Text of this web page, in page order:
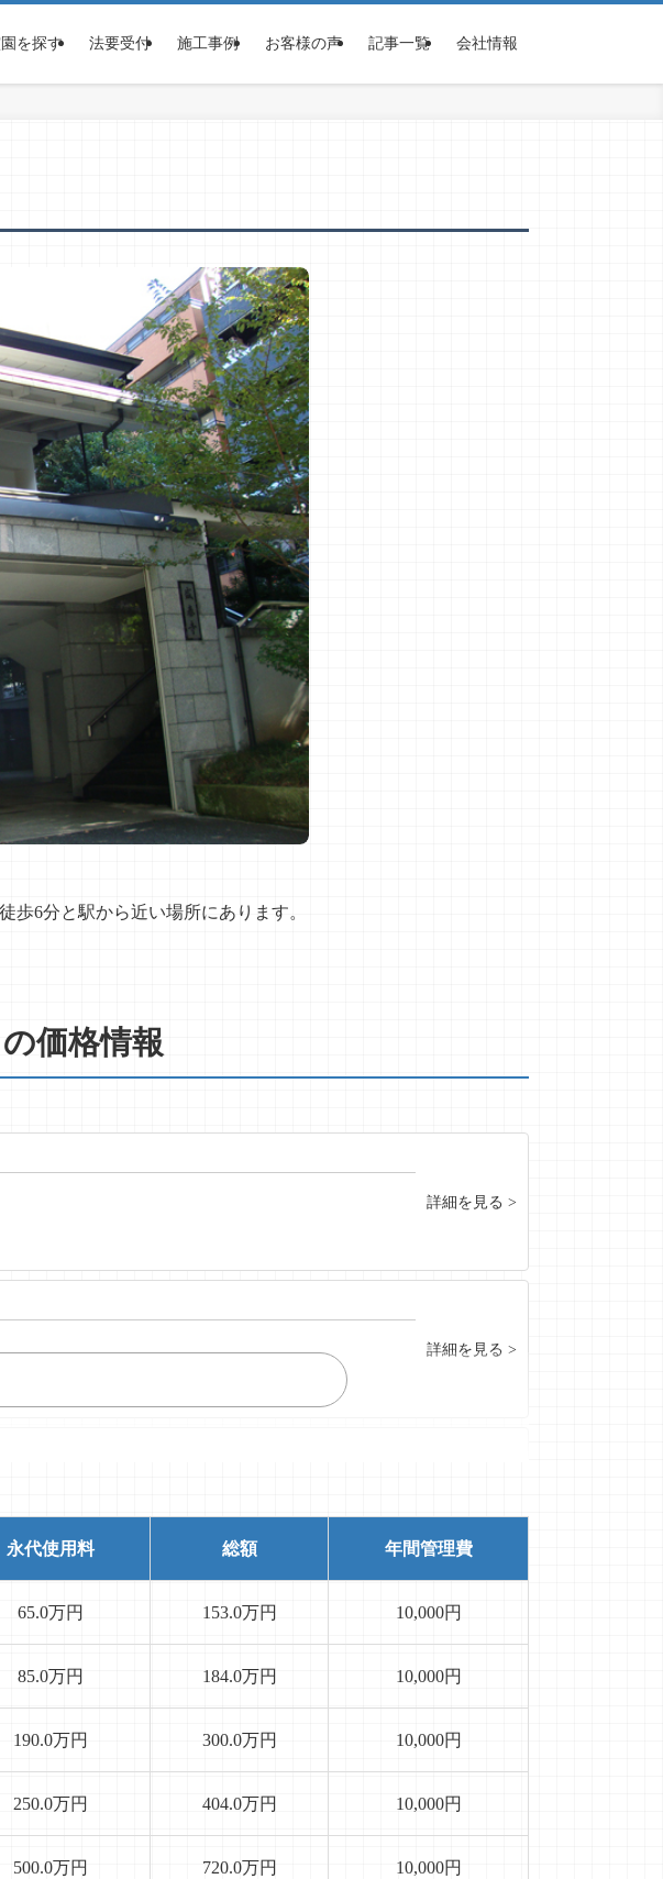
を探す 法要受付 施工事例 お客様の声 記事一覧 会社情報
歩6分と駅から近い場所にあります。
価格情報
詳細を見る >
詳細を見る >
詳細を見る >
永代使用料 総額 年間管理費
65.0万円 153.0万円 10,000円
85.0万円 184.0万円 10,000円
190.0万円 300.0万円 10,000円
250.0万円 404.0万円 10,000円
500.0万円 720.0万円 10,000円